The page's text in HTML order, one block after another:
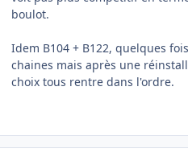
boulot.
Idem B104 + B122, quelques
chaines mais après une
choix tous rentre dans l'ordre.